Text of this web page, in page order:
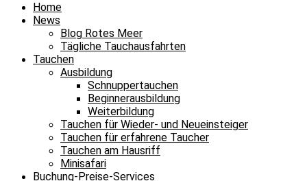
Home
News
Blog Rotes Meer
Tägliche Tauchausfahrten
Tauchen
Ausbildung
Schnuppertauchen
Beginnerausbildung
Weiterbildung
Tauchen für Wieder- und Neueinsteiger
Tauchen für erfahrene Taucher
Tauchen am Hausriff
Minisafari
Buchung-Preise-Services